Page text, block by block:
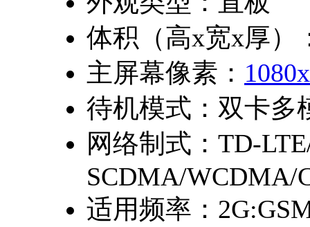
体积（高x宽x厚）
主屏幕像素：
待机模式： 双卡多
网络制式： TD-
SCDMA/WCDMA/
适用频率：